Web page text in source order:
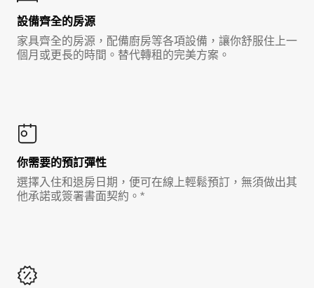
設備齊全的房源
家具齊全的房源，配備廚房等各項設備，讓你舒服住上一
個月或更長的時間。替代轉租的完美方案。
你需要的預訂彈性
選擇入住和退房日期，便可在線上輕鬆預訂，無須做出其
他承諾或簽署書面契約。*